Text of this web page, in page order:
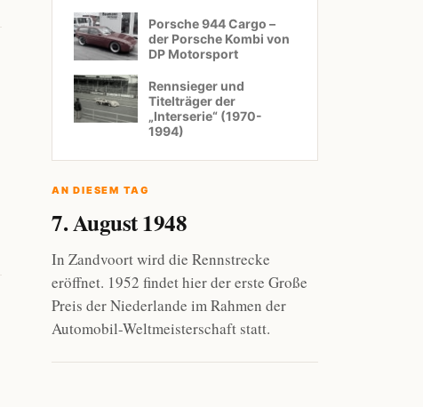
Porsche 944 Cargo –
der Porsche Kombi von
DP Motorsport
Rennsieger und
Titelträger der
„Interserie“ (1970-
1994)
AN DIESEM TAG
7. August 1948
In Zandvoort wird die Rennstrecke
eröffnet. 1952 findet hier der erste Große
Preis der Niederlande im Rahmen der
Automobil-Weltmeisterschaft statt.